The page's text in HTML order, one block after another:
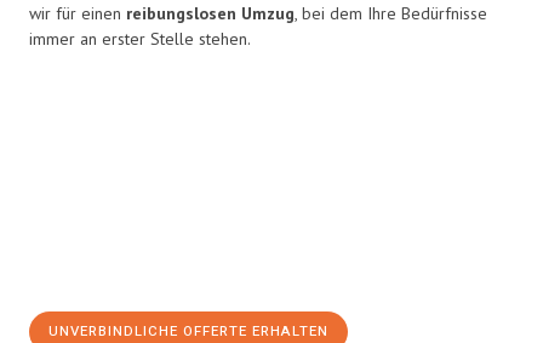
wir für einen reibungslosen Umzug, bei dem Ihre Bedürfnisse
immer an erster Stelle stehen.
UNVERBINDLICHE OFFERTE ERHALTEN